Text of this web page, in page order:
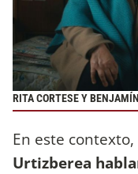
RITA CORTESE Y
En este contexto,
Urtizberea